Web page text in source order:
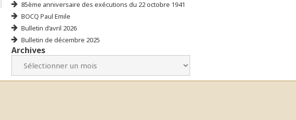
85ème anniversaire des exécutions du 22 octobre 1941
BOCQ Paul Emile
Bulletin d’avril 2026
Bulletin de décembre 2025
Archives